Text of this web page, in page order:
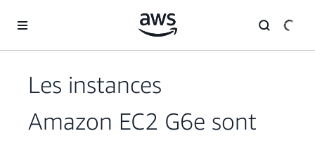
Les instances
Amazon EC2 G6e sont